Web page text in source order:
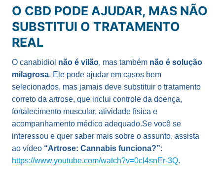
O CBD PODE AJUDAR, MAS NÃO
SUBSTITUI O TRATAMENTO
REAL
O canabidiol não é vilão, mas também não é solução
milagrosa. Ele pode ajudar em casos bem
selecionados, mas jamais deve substituir o tratamento
correto da artrose, que inclui controle da doença,
fortalecimento muscular, atividade física e
acompanhamento médico adequado.Se você se
interessou e quer saber mais sobre o assunto, assista
ao vídeo “Artrose: Cannabis funciona?”:
https://www.youtube.com/watch?v=0cl4snEr-3Q.